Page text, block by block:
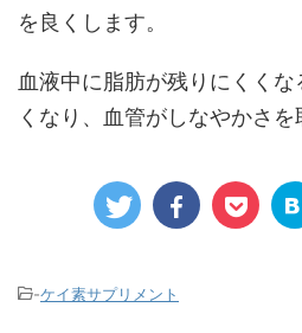
を良くします。
血液中に脂肪が残りにくく
くなり、血管がしなやかさを
-ケイ素サプリメント